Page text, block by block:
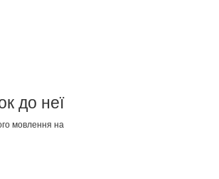
до неї
мовлення на